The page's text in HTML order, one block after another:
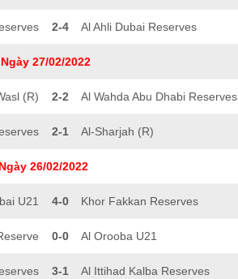
2-4 Al Ahli Dubai Reserves
27/02/2022
(R) 2-2 Al Wahda Abu Dhabi Reserves
2-1 Al-Sharjah (R)
26/02/2022
U21 4-0 Khor Fakkan Reserves
0-0 Al Orooba U21
3-1 Al Ittihad Kalba Reserves